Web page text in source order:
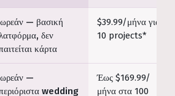
— βασική
δεν
κάρτα
$39.99/μήνα για
10 projects*
—
wedding
Έως $169.99/
μήνα στα 100